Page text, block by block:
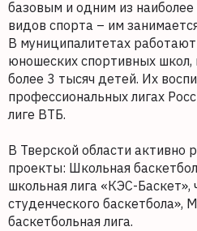
базовым и одним из
видов спорта – им
В муниципалитетах
юношеских спортивных школ,
более 3 тысяч детей. Их
профессиональных лигах
лиге ВТБ.
В Тверской области активно
проекты: Школьная
школьная лига «КЭС-
студенческого баскетбола»,
баскетбольная лига.